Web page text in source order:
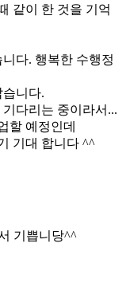
같이 한 것을 기억
다. 행복한 수행정
니다.
다리는 중이라서...
할 예정인데
기대 합니다 ^^
기쁩니당^^